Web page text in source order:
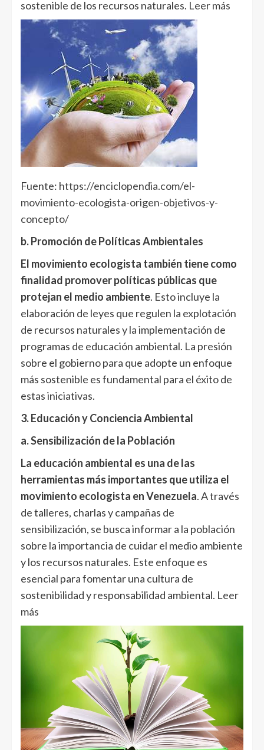
sostenible de los recursos naturales. Leer más
Fuente: https://enciclopendia.com/el-
movimiento-ecologista-origen-objetivos-y-
concepto/
b. Promoción de Políticas Ambientales
El movimiento ecologista también tiene como
finalidad promover políticas públicas que
protejan el medio ambiente. Esto incluye la
elaboración de leyes que regulen la explotación
de recursos naturales y la implementación de
programas de educación ambiental. La presión
sobre el gobierno para que adopte un enfoque
más sostenible es fundamental para el éxito de
estas iniciativas.
3. Educación y Conciencia Ambiental
a. Sensibilización de la Población
La educación ambiental es una de las
herramientas más importantes que utiliza el
movimiento ecologista en Venezuela. A través
de talleres, charlas y campañas de
sensibilización, se busca informar a la población
sobre la importancia de cuidar el medio ambiente
y los recursos naturales. Este enfoque es
esencial para fomentar una cultura de
sostenibilidad y responsabilidad ambiental. Leer
más